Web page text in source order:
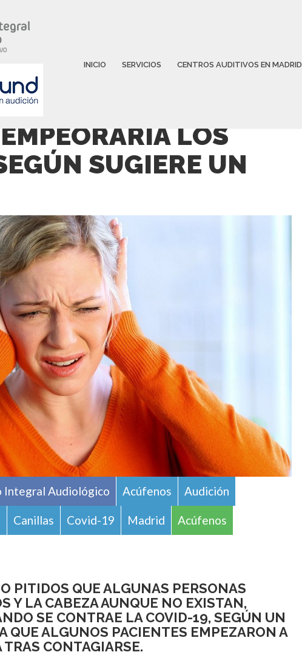
INICIO SERVICIOS CENTROS AUDITIVOS EN MADRID
LOS
SUGIERE UN
Audiológico Acúfenos Audición
Canillas Covid-19 Madrid Acúfenos
PITIDOS QUE ALGUNAS PERSONAS
Y LA CABEZA AUNQUE NO EXISTAN,
SE CONTRAE LA COVID-19, SEGÚN UN
QUE ALGUNOS PACIENTES EMPEZARON A
CONTAGIARSE.